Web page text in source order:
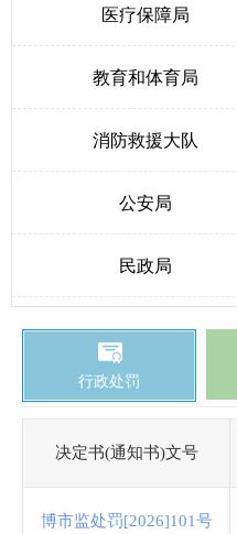
医疗保障局
教育和体育局
消防救援大队
公安局
民政局
人力资源和社会保障局
生态环境局博野分局
自然资源和规划局
交通运输局
行政处罚
决定书(通知书)文号
博市监处罚[2026]101号